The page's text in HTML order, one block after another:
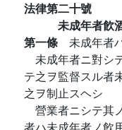
法律第二十號
未成年者飮
第一條 未成年者
未成年者ニ對シ
テ之ヲ監督スル者
之ヲ制止スヘシ
營業者ニシテ其